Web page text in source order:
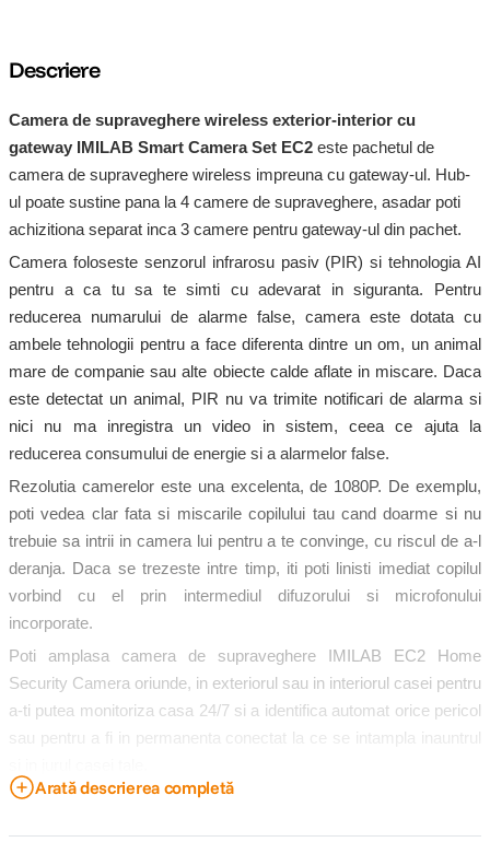
Descriere
Camera de supraveghere wireless exterior-interior cu
gateway IMILAB Smart Camera Set EC2 este pachetul de
camera de supraveghere wireless impreuna cu gateway-ul. Hub-
ul poate sustine pana la 4 camere de supraveghere, asadar poti
achizitiona separat inca 3 camere pentru gateway-ul din pachet.
Camera foloseste senzorul infrarosu pasiv (PIR) si tehnologia AI
pentru a ca tu sa te simti cu adevarat in siguranta. Pentru
reducerea numarului de alarme false, camera este dotata cu
ambele tehnologii pentru a face diferenta dintre un om, un animal
mare de companie sau alte obiecte calde aflate in miscare. Daca
este detectat un animal, PIR nu va trimite notificari de alarma si
nici nu ma inregistra un video in sistem, ceea ce ajuta la
reducerea consumului de energie si a alarmelor false.
Rezolutia camerelor este una excelenta, de 1080P. De exemplu,
poti vedea clar fata si miscarile copilului tau cand doarme si nu
trebuie sa intrii in camera lui pentru a te convinge, cu riscul de a-l
deranja. Daca se trezeste intre timp, iti poti linisti imediat copilul
vorbind cu el prin intermediul difuzorului si microfonului
incorporate.
Poti amplasa camera de supraveghere IMILAB EC2 Home
Security Camera oriunde, in exteriorul sau in interiorul casei pentru
a-ti putea monitoriza casa 24/7 si a identifica automat orice pericol
sau pentru a fi in permanenta conectat la ce se intampla inauntrul
Arată descrierea completă